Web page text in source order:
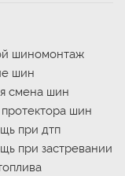
шиномонтаж
шин
смена шин
шин
при дтп
при застревании